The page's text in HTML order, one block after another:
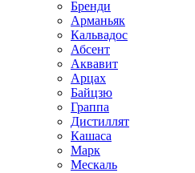
Бренди
Арманьяк
Кальвадос
Абсент
Аквавит
Арцах
Байцзю
Граппа
Дистиллят
Кашаса
Марк
Мескаль